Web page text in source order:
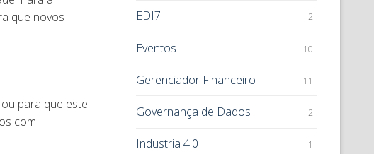
que novos
para que este
com
EDI7 2
Eventos 10
Gerenciador Financeiro 11
Governança de Dados 2
Industria 4.0 1